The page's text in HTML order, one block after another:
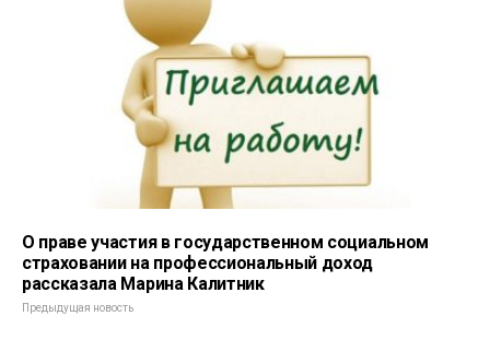
О праве участия в государственном социальном
страховании на профессиональный доход
рассказала Марина Калитник
Предыдущая новость